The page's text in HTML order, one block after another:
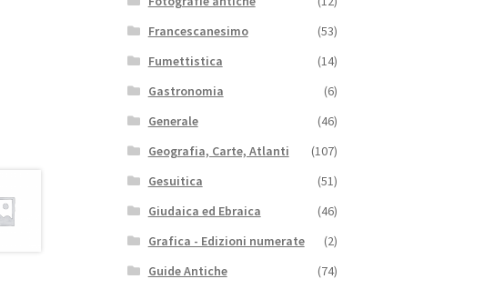
Francescanesimo
(53)
Fumettistica
(14)
Gastronomia
(6)
Generale
(46)
Geografia, Carte, Atlanti
(107)
Gesuitica
(51)
Giudaica ed Ebraica
(46)
Grafica - Edizioni numerate
(2)
Guide Antiche
(74)